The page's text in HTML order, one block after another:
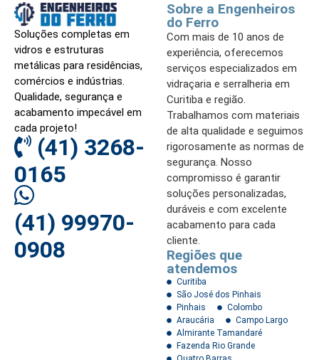
Soluções completas em
vidros e estruturas
metálicas para residências,
comércios e indústrias.
Qualidade, segurança e
acabamento impecável em
cada projeto!
(41) 3268-
0165
(41) 99970-
0908
Sobre a Engenheiros
do Ferro
Com mais de 10 anos de
experiência, oferecemos
serviços especializados em
vidraçaria e serralheria em
Curitiba e região.
Trabalhamos com materiais
de alta qualidade e seguimos
rigorosamente as normas de
segurança. Nosso
compromisso é garantir
soluções personalizadas,
duráveis e com excelente
acabamento para cada
cliente.
Regiões que
atendemos
Curitiba
São José dos Pinhais
Pinhais
Colombo
Araucária
Campo Largo
Almirante Tamandaré
Fazenda Rio Grande